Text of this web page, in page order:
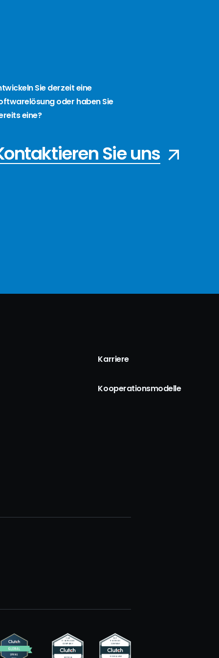
Sie derzeit eine
oder haben Sie
eine?
Sie uns
Karriere
Kooperationsmodelle